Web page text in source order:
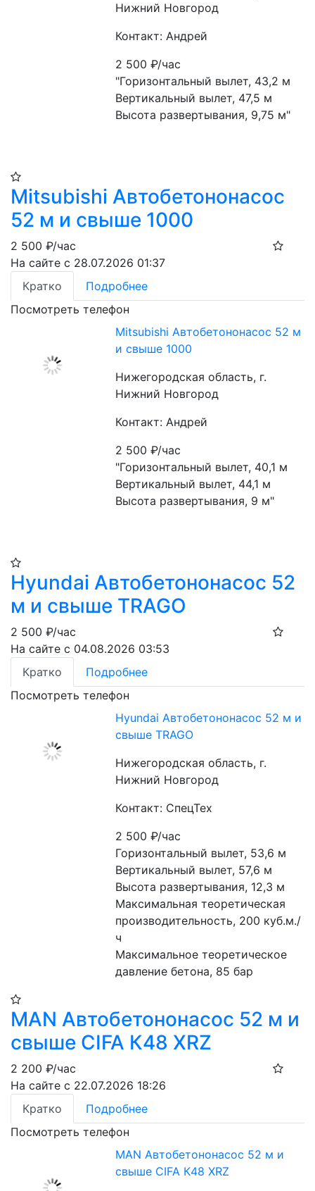
Нижний Новгород
Контакт: Андрей
2 500₽/час
"Горизонтальный вылет, 43,2 м
Вертикальный вылет, 47,5 м
Высота развертывания, 9,75 м"
Mitsubishi Автобетононасос
52 м и свыше 1000
2 500 ₽/час
На сайте с 28.07.2026 01:37
Кратко
Подробнее
Посмотреть телефон
Mitsubishi Автобетононасос 52 м
и свыше 1000
Нижегородская область, г.
Нижний Новгород
Контакт: Андрей
2 500₽/час
"Горизонтальный вылет, 40,1 м
Вертикальный вылет, 44,1 м
Высота развертывания, 9 м"
Hyundai Автобетононасос 52
м и свыше TRAGO
2 500 ₽/час
На сайте с 04.08.2026 03:53
Кратко
Подробнее
Посмотреть телефон
Hyundai Автобетононасос 52 м и
свыше TRAGO
Нижегородская область, г.
Нижний Новгород
Контакт: СпецТех
2 500₽/час
Горизонтальный вылет, 53,6 м
Вертикальный вылет, 57,6 м
Высота развертывания, 12,3 м
Максимальная теоретическая
производительность, 200 куб.м./
ч
Максимальное теоретическое
давление бетона, 85 бар
MAN Автобетононасос 52 м и
свыше CIFA К48 XRZ
2 200 ₽/час
На сайте с 22.07.2026 18:26
Кратко
Подробнее
Посмотреть телефон
MAN Автобетононасос 52 м и
свыше CIFA К48 XRZ